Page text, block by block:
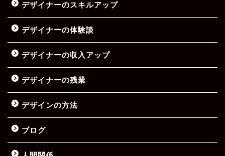
デザイナーのスキルアップ
デザイナーの体験談
デザイナーの収入アップ
デザイナーの残業
デザインの方法
ブログ